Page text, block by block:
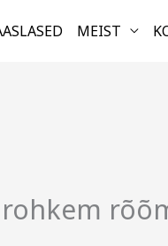
MEIST